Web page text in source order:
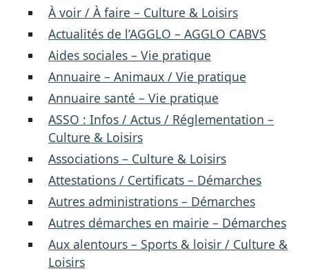
À voir / À faire – Culture & Loisirs
Actualités de l’AGGLO – AGGLO CABVS
Aides sociales – Vie pratique
Annuaire – Animaux / Vie pratique
Annuaire santé – Vie pratique
ASSO : Infos / Actus / Réglementation –
Culture & Loisirs
Associations – Culture & Loisirs
Attestations / Certificats – Démarches
Autres administrations – Démarches
Autres démarches en mairie – Démarches
Aux alentours – Sports & loisir / Culture &
Loisirs